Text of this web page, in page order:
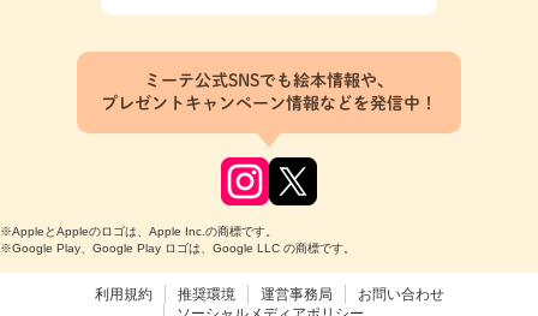
ミーテ公式SNSでも絵本情報や、
プレゼントキャンペーン情報などを発信中！
※AppleとAppleのロゴは、Apple Inc.の商標です。
※Google Play、Google Play ロゴは、Google LLC の商標です。
利用規約 推奨環境 運営事務局
お問い合わせ